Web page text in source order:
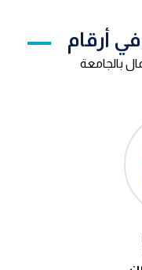
أرقام
بالجامعة